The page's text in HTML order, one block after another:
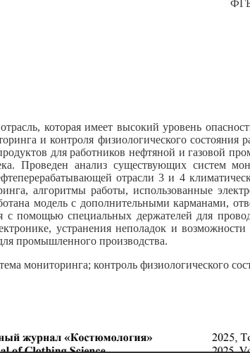
которая имеет высокий уровень
и контроля физиологического состояния
для работников нефтяной и газовой
Проведен анализ существующих систем
отрасли 3 и 4
алгоритмы работы, использованные
модель с дополнительными карманами,
с помощью специальных держателей для
устранения неполадок и
промышленного производства.
мониторинга; контроль физиологического